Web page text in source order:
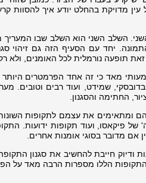
מדויקת בהחלט יודע איך להסוות
השלב השני הוא השלב שבו המעריך
יחד עם הסעיף הזה גם זיהוי
תופעה נורמלית לכל האומנים, ולא
מאד כי זה אחד הפרמטרים היותר
שמידט, ועוד רבים וטובים.
החתימה והסגנון.
ומתאימים את עצמם לתקופות
פיקאסו, ועוד תקופות ידועות.
אם מדובר בסוגי אומנות אחרים.
ודיוק חייבת להחשיב את סגנון
הללו מספרות הרבה מאד על